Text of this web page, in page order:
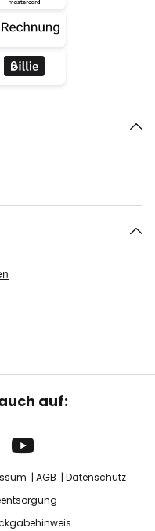
auf:
AGB
Datenschutz